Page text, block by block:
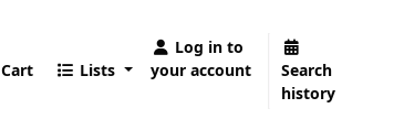
Cart Lists
Log in to
your account
Search
history